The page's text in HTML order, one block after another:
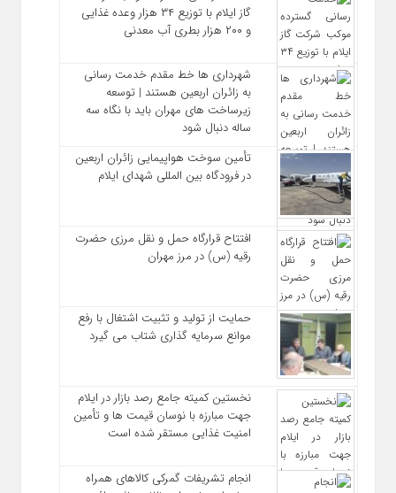
گاز ایلام با توزیع ۳۴ هزار وعده غذایی
و ۲۰۰ هزار بطری آب معدنی
شهرداری‌ ها خط مقدم خدمت ‌رسانی
به زائران اربعین هستند | توسعه
زیرساخت ‌های مهران باید با نگاه سه‌
ساله دنبال شود
تأمین سوخت هواپیمایی زائران اربعین
در فرودگاه بین المللی شهدای ایلام
افتتاح قرارگاه حمل‌ و نقل مرزی حضرت
رقیه (س) در مرز مهران
حمایت از تولید و تثبیت اشتغال با رفع
موانع سرمایه‌ گذاری شتاب می‌ گیرد
نخستین کمیته جامع رصد بازار در ایلام
جهت مبارزه با نوسان قیمت‌ ها و تأمین
امنیت غذایی مستقر شده است
انجام تشریفات گمرکی کالاهای همراه